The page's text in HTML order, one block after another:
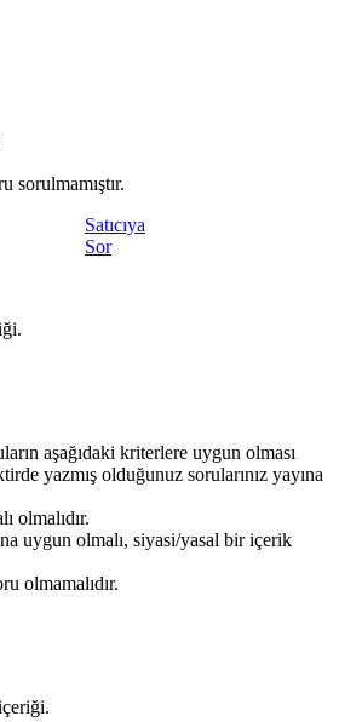
sorulmamıştır.
Satıcıya
Sor
aşağıdaki kriterlere uygun olması
yazmış olduğunuz sorularınız yayına
olmalıdır.
uygun olmalı, siyasi/yasal bir içerik
olmamalıdır.